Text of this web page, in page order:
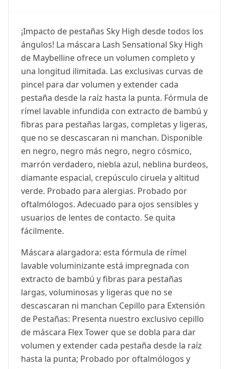
¡Impacto de pestañas Sky High desde todos los
ángulos! La máscara Lash Sensational Sky High
de Maybelline ofrece un volumen completo y
una longitud ilimitada. Las exclusivas curvas de
pincel para dar volumen y extender cada
pestaña desde la raíz hasta la punta. Fórmula de
rímel lavable infundida con extracto de bambú y
fibras para pestañas largas, completas y ligeras,
que no se descascaran ni manchan. Disponible
en negro, negro más negro, negro cósmico,
marrón verdadero, niebla azul, neblina burdeos,
diamante espacial, crepúsculo ciruela y altitud
verde. Probado para alergias. Probado por
oftalmólogos. Adecuado para ojos sensibles y
usuarios de lentes de contacto. Se quita
fácilmente.
Máscara alargadora: esta fórmula de rímel
lavable voluminizante está impregnada con
extracto de bambú y fibras para pestañas
largas, voluminosas y ligeras que no se
descascaran ni manchan Cepillo para Extensión
de Pestañas: Presenta nuestro exclusivo cepillo
de máscara Flex Tower que se dobla para dar
volumen y extender cada pestaña desde la raíz
hasta la punta; Probado por oftalmólogos y